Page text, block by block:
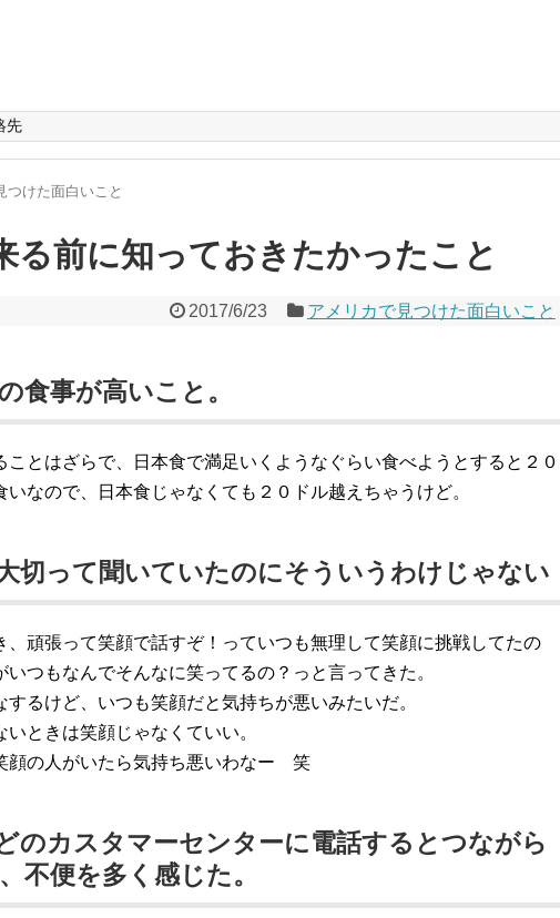
先
つけた面白いこと
る前に知っておきたかったこと
2017/6/23 アメリカで見つけた面白いこと
食事が高いこと。
ことはざらで、日本食で満足いくようなぐらい食べようとすると２０
いなので、日本食じゃなくても２０ドル越えちゃうけど。
切って聞いていたのにそういうわけじゃない
、頑張って笑顔で話すぞ！っていつも無理して笑顔に挑戦してたの
つもなんでそんなに笑ってるの？っと言ってきた。
るけど、いつも笑顔だと気持ちが悪いみたいだ。
ときは笑顔じゃなくていい。
顔の人がいたら気持ち悪いわなー 笑
のカスタマーセンターに電話するとつながら
不便を多く感じた。